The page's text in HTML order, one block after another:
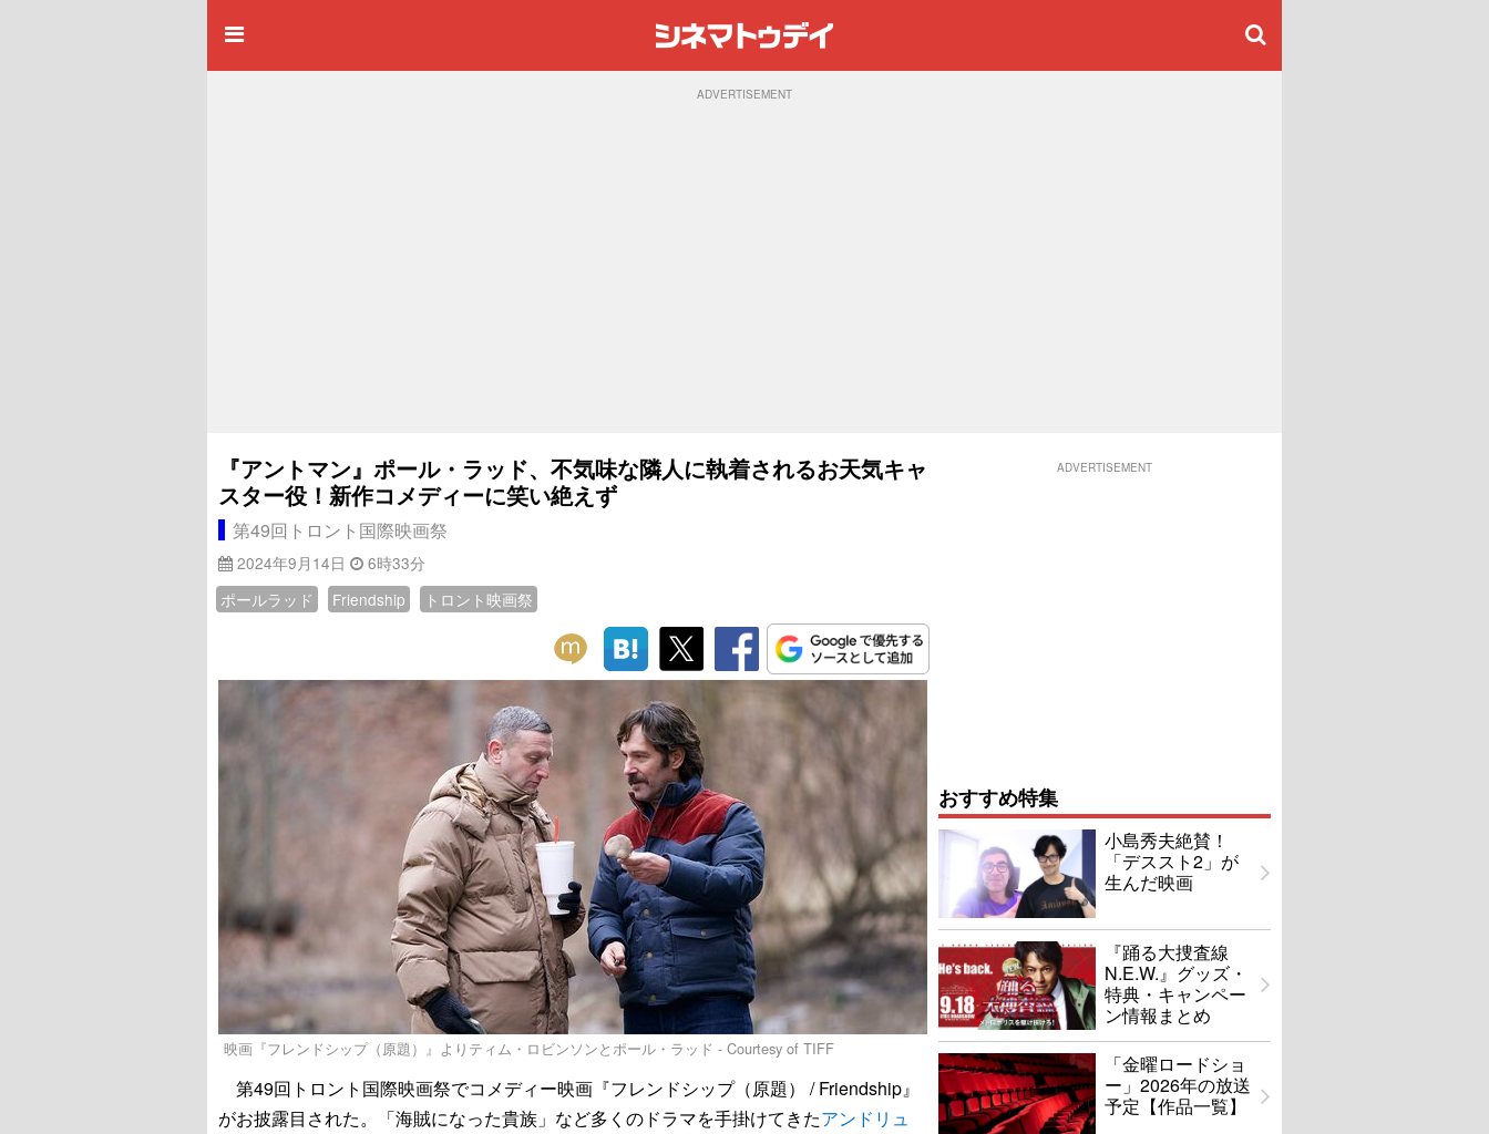
ADVERTISEMENT
『アントマン』ポール・ラッド、不気味な隣人に執着されるお天気キャ
スター役！新作コメディーに笑い絶えず
第49回トロント国際映画祭
2024年9月14日
6時33分
ポールラッド
Friendship トロント映画祭
映画『フレンドシップ（原題）』よりティム・ロビンソンとポール・ラッド - Courtesy of TIFF
第49回トロント国際映画祭でコメディー映画『フレンドシップ（原題） / Friendship』
がお披露目された。「海賊になった貴族」など多くのドラマを手掛けてきたアンドリュ
ADVERTISEMENT
おすすめ特集
小島秀夫絶賛！
「デススト2」が
生んだ映画
『踊る大捜査線
N.E.W.』グッズ・
特典・キャンペー
ン情報まとめ
「金曜ロードショ
ー」2026年の放送
予定【作品一覧】